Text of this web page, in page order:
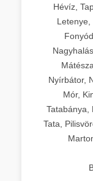
Hévíz,
Letenye,
Nyírbátor,
Mór,
Tatabánya,
Tata,